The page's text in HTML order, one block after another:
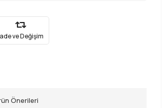
ve Değişim
Önerileri